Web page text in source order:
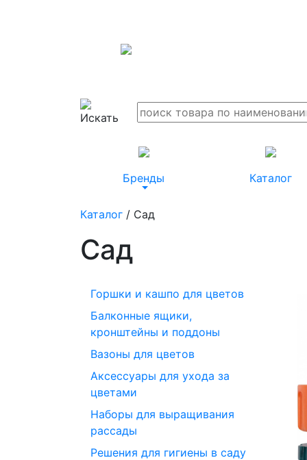
Бренды Каталог
Каталог / Сад
Сад
Горшки и кашпо для цветов
Балконные ящики,
кронштейны и поддоны
Вазоны для цветов
Аксессуары для ухода за
цветами
Наборы для выращивания
рассады
Решения для гигиены в саду